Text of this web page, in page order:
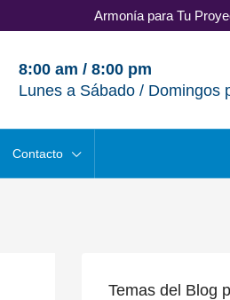
Armonía para Tu
8:00 am / 8:00 pm
Lunes a Sábado / Domingos
Contacto
Temas del Blog